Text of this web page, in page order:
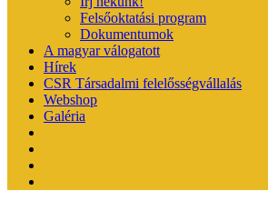
Felsőoktatási program
Dokumentumok
A magyar válogatott
Hírek
CSR Társadalmi felelősségvállalás
Webshop
Galéria